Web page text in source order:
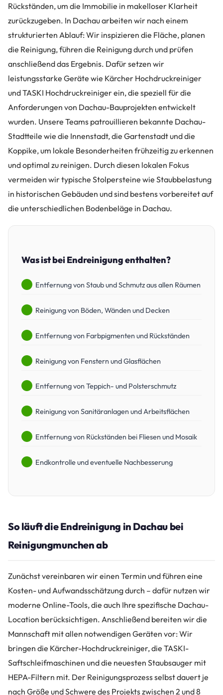
Rückständen, um die Immobilie in makelloser Klarheit
zurückzugeben. In Dachau arbeiten wir nach einem
strukturierten Ablauf: Wir inspizieren die Fläche, planen
die Reinigung, führen die Reinigung durch und prüfen
anschließend das Ergebnis. Dafür setzen wir
leistungsstarke Geräte wie Kärcher Hochdruckreiniger
und TASKI Hochdruckreiniger ein, die speziell für die
Anforderungen von Dachau-Bauprojekten entwickelt
wurden. Unsere Teams patrouillieren bekannte Dachau-
Stadtteile wie die Innenstadt, die Gartenstadt und die
Koppike, um lokale Besonderheiten frühzeitig zu erkennen
und optimal zu reinigen. Durch diesen lokalen Fokus
vermeiden wir typische Stolpersteine wie Staubbelastung
in historischen Gebäuden und sind bestens vorbereitet auf
die unterschiedlichen Bodenbeläge in Dachau.
Was ist bei Endreinigung enthalten?
Entfernung von Staub und Schmutz aus allen Räumen
Reinigung von Böden, Wänden und Decken
Entfernung von Farbpigmenten und Rückständen
Reinigung von Fenstern und Glasflächen
Entfernung von Teppich- und Polsterschmutz
Reinigung von Sanitäranlagen und Arbeitsflächen
Entfernung von Rückständen bei Fliesen und Mosaik
Endkontrolle und eventuelle Nachbesserung
So läuft die Endreinigung in Dachau bei
Reinigungmunchen ab
Zunächst vereinbaren wir einen Termin und führen eine
Kosten- und Aufwandsschätzung durch – dafür nutzen wir
moderne Online-Tools, die auch Ihre spezifische Dachau-
Location berücksichtigen. Anschließend bereiten wir die
Mannschaft mit allen notwendigen Geräten vor: Wir
bringen die Kärcher-Hochdruckreiniger, die TASKI-
Saftschleifmaschinen und die neuesten Staubsauger mit
HEPA-Filtern mit. Der Reinigungsprozess selbst dauert je
nach Größe und Schwere des Projekts zwischen 2 und 8